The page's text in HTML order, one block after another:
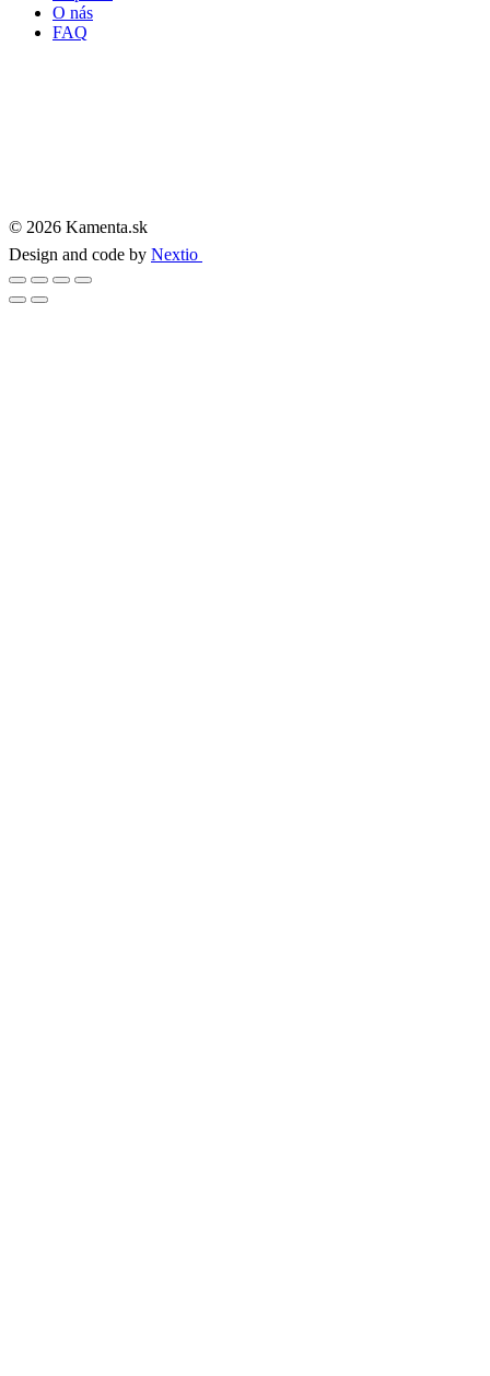
O nás
FAQ
© 2026 Kamenta.sk
Design and code by Nextio